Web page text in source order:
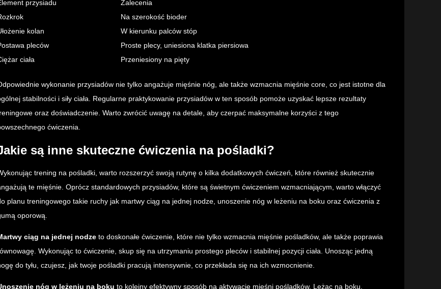
przysiadu
Zalecenia
Na szerokość bioder
kolan
W kierunku palców stóp
pleców
Proste plecy, uniesiona klatka piersiowa
ciała
Przeniesiony na pięty
wykonanie przysiadów nie tylko angażuje mięśnie nóg, ale także wzmacnia mięśnie core, co jest istotne dla
stabilności i siły ciała. Regularne praktykowanie przysiadów w ten sposób pomoże uzyskać lepsze rezultaty
oraz doświadczenie. Warto zwrócić uwagę na detale, aby czerpać maksymalne korzyści z tego
ćwiczenia.
są inne skuteczne ćwiczenia na pośladki?
trening na pośladki, warto rozszerzyć swoją rutynę o kilka dodatkowych ćwiczeń, które również skutecznie
te mięśnie. Oprócz standardowych przysiadów, które są świetnym ćwiczeniem wzmacniającym, warto włączyć
planu treningowego takie ruchy jak martwy ciąg na jednej nodze, unoszenie nóg w leżeniu na boku oraz ćwiczenia z
oporową.
ciąg na jednej nodze to doskonałe ćwiczenie, które nie tylko wzmacnia mięśnie pośladków, ale także poprawia
Wykonując to ćwiczenie, skup się na utrzymaniu prostego pleców i stabilnej pozycji ciała. Unosząc jedną
do tyłu, czujesz, jak twoje pośladki pracują intensywnie, co przekłada się na ich wzmocnienie.
nóg w leżeniu na boku to kolejny efektywny sposób na aktywację mięśni pośladków. Leżąc na boku,